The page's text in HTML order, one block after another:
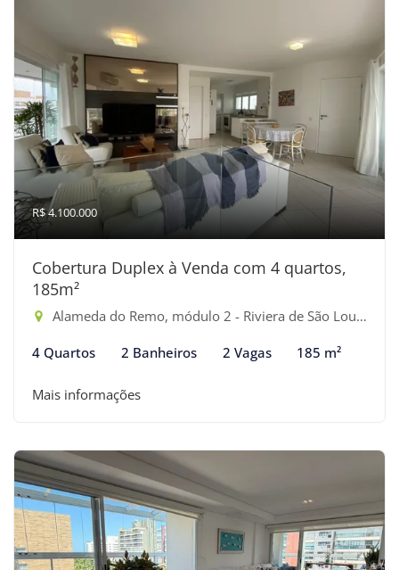
R$ 4.100.000
Cobertura Duplex à Venda com 4 quartos,
185m²
Alameda do Remo, módulo 2 - Riviera de São Lourenço, Bertioga-SP
4 Quartos 2 Banheiros 2 Vagas 185 m²
Mais informações